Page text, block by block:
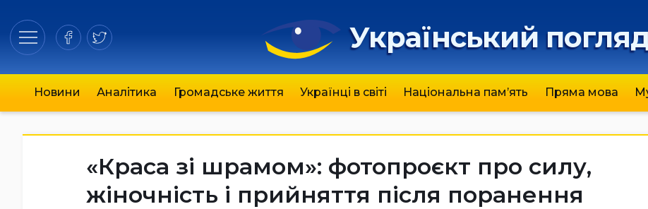
Український
Новини Аналітика Громадське життя Українці в світі Національна пам’ять Пряма мова
«Краса зі шрамом»: фотопроєкт про силу,
жіночність і прийняття після поранення